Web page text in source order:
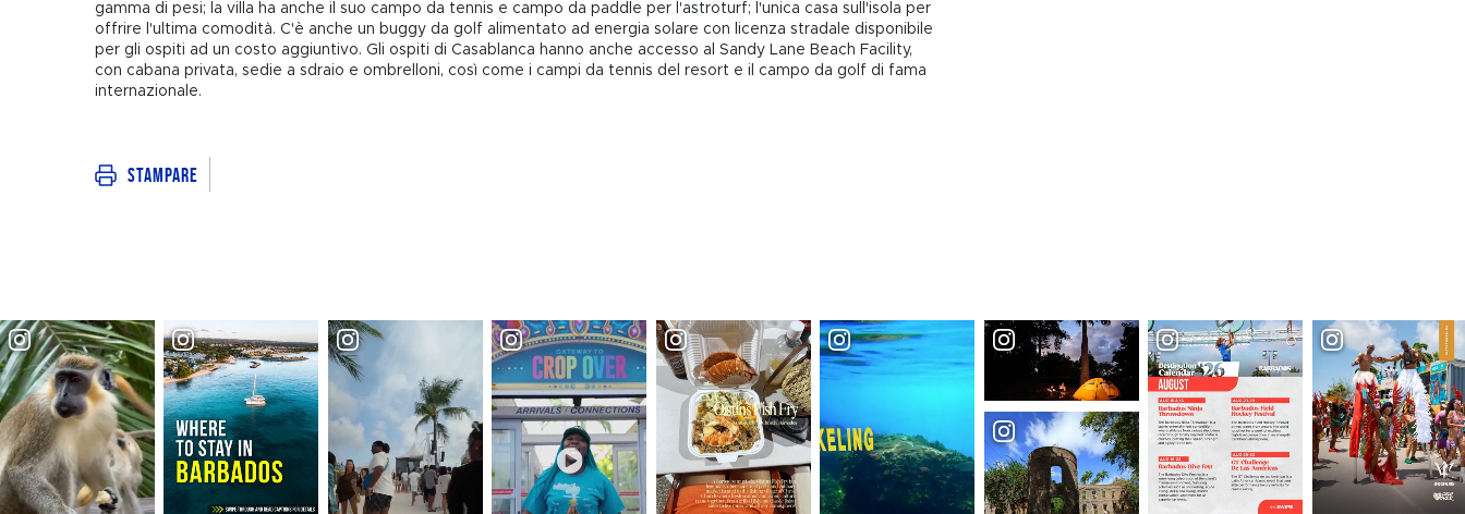
gamma di pesi; la villa ha anche il suo campo da tennis e campo da paddle per l'astroturf; l'unica casa sull'isola per
offrire l'ultima comodità. C'è anche un buggy da golf alimentato ad energia solare con licenza stradale disponibile
per gli ospiti ad un costo aggiuntivo. Gli ospiti di Casablanca hanno anche accesso al Sandy Lane Beach Facility,
con cabana privata, sedie a sdraio e ombrelloni, così come i campi da tennis del resort e il campo da golf di fama
internazionale.
Stampare